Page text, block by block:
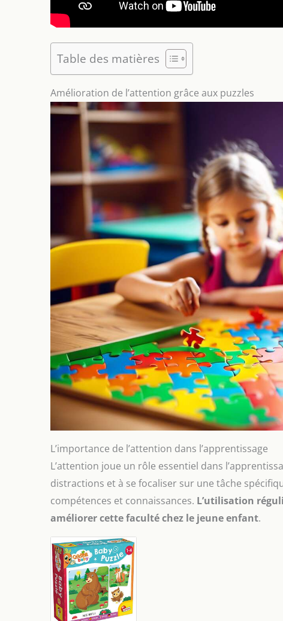
Table des matières
Amélioration de l’attention grâce aux puzzles
L’importance de l’attention dans l’apprentissage
L’attention joue un rôle essentiel dans
distractions et à se focaliser sur une tâche
compétences et connaissances. L’utilisation
améliorer cette faculté chez le jeune enfant.